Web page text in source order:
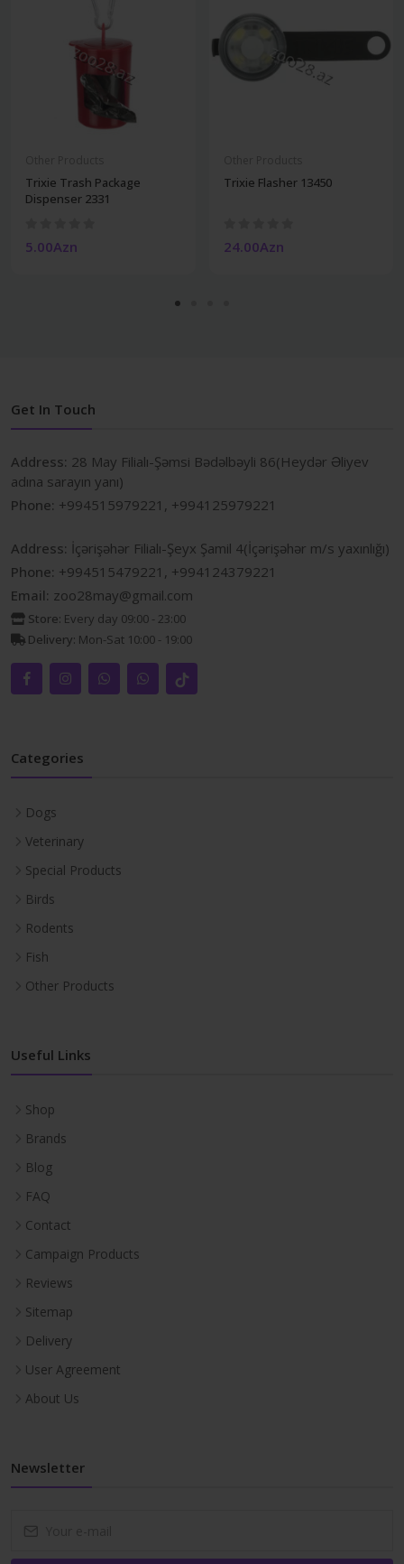
Trixie Trash Package
Dispenser 2331
5.00Azn
Trixie Flasher 13450
24.00Azn
Get In Touch
Address: 28 May Filialı-Şəmsi Bədəlbəyli 86(Heydər Əliyev
adına sarayın yanı)
Phone: +994515979221, +994125979221
Address: İçərişəhər Filialı-Şeyx Şamil 4(İçərişəhər m/s yaxınlığı)
Phone: +994515479221, +994124379221
Email: zoo28may@gmail.com
Store: Every day 09:00 - 23:00
Delivery: Mon-Sat 10:00 - 19:00
Categories
Dogs
Veterinary
Special Products
Birds
Rodents
Fish
Other Products
Useful Links
Shop
Brands
Blog
FAQ
Contact
Campaign Products
Reviews
Sitemap
Delivery
User Agreement
About Us
Newsletter